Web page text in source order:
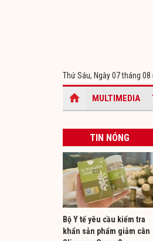
Thứ Sáu, Ngày 07 tháng 08
MULTIMEDIA
TIN NÓNG
Bộ Y tế yêu cầu kiểm tra
khẩn sản phẩm giảm cân